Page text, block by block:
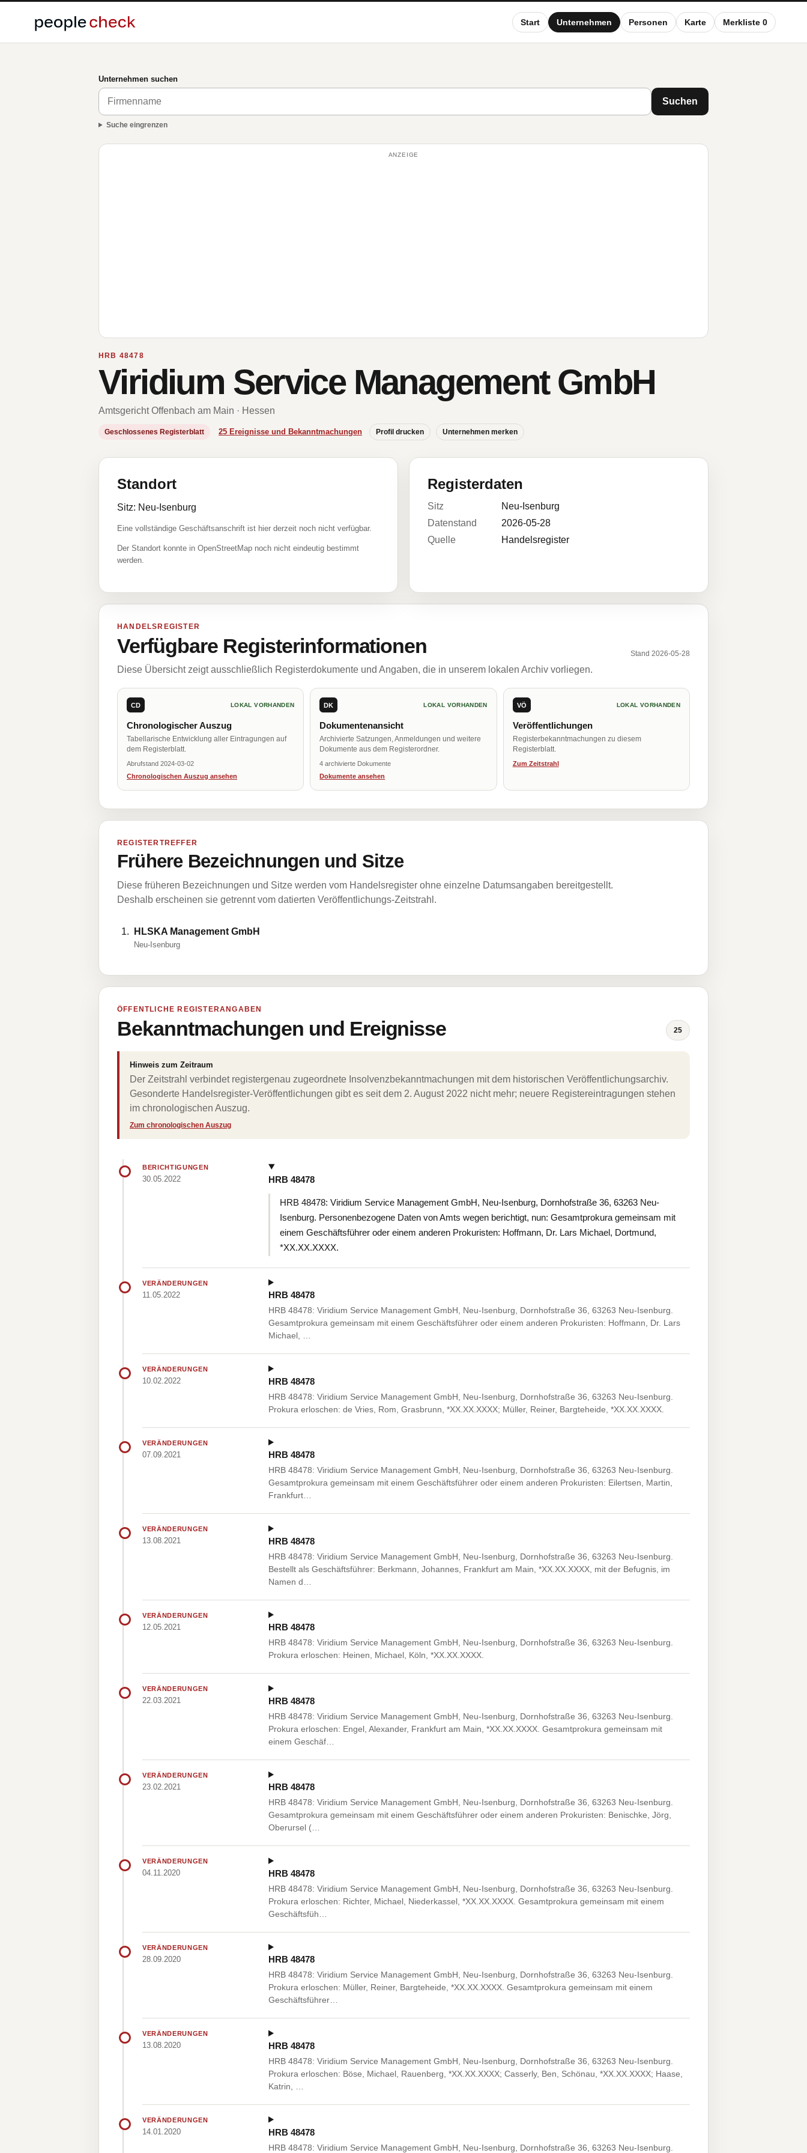
Start Unternehmen Personen Karte Merkliste 0
Unternehmen suchen
Suchen
Suche eingrenzen
ANZEIGE
HRB 48478
Viridium Service Management GmbH
Amtsgericht Offenbach am Main · Hessen
Geschlossenes Registerblatt 25 Ereignisse und Bekanntmachungen Profil drucken Unternehmen merken
Standort
Sitz: Neu-Isenburg
Eine vollständige Geschäftsanschrift ist hier derzeit noch nicht verfügbar.
Der Standort konnte in OpenStreetMap noch nicht eindeutig bestimmt
werden.
Registerdaten
Sitz
Neu-Isenburg
Datenstand
2026-05-28
Quelle
Handelsregister
HANDELSREGISTER
Verfügbare Registerinformationen Stand 2026-05-28
Diese Übersicht zeigt ausschließlich Registerdokumente und Angaben, die in unserem lokalen Archiv vorliegen.
CD LOKAL VORHANDEN
Chronologischer Auszug
Tabellarische Entwicklung aller Eintragungen auf
dem Registerblatt.
Abrufstand 2024-03-02
Chronologischen Auszug ansehen
DK LOKAL VORHANDEN
Dokumentenansicht
Archivierte Satzungen, Anmeldungen und weitere
Dokumente aus dem Registerordner.
4 archivierte Dokumente
Dokumente ansehen
VÖ LOKAL VORHANDEN
Veröffentlichungen
Registerbekanntmachungen zu diesem
Registerblatt.
Zum Zeitstrahl
REGISTERTREFFER
Frühere Bezeichnungen und Sitze
Diese früheren Bezeichnungen und Sitze werden vom Handelsregister ohne einzelne Datumsangaben bereitgestellt.
Deshalb erscheinen sie getrennt vom datierten Veröffentlichungs-Zeitstrahl.
HLSKA Management GmbH
Neu-Isenburg
ÖFFENTLICHE REGISTERANGABEN
Bekanntmachungen und Ereignisse 25
Hinweis zum Zeitraum
Der Zeitstrahl verbindet registergenau zugeordnete Insolvenzbekanntmachungen mit dem historischen Veröffentlichungsarchiv.
Gesonderte Handelsregister-Veröffentlichungen gibt es seit dem 2. August 2022 nicht mehr; neuere Registereintragungen stehen
im chronologischen Auszug.
Zum chronologischen Auszug
BERICHTIGUNGEN
30.05.2022 HRB 48478
HRB 48478: Viridium Service Management GmbH, Neu-Isenburg, Dornhofstraße 36, 63263 Neu-
Isenburg. Personenbezogene Daten von Amts wegen berichtigt, nun: Gesamtprokura gemeinsam mit
einem Geschäftsführer oder einem anderen Prokuristen: Hoffmann, Dr. Lars Michael, Dortmund,
*XX.XX.XXXX.
VERÄNDERUNGEN
11.05.2022 HRB 48478
HRB 48478: Viridium Service Management GmbH, Neu-Isenburg, Dornhofstraße 36, 63263 Neu-Isenburg.
Gesamtprokura gemeinsam mit einem Geschäftsführer oder einem anderen Prokuristen: Hoffmann, Dr. Lars
Michael, …
VERÄNDERUNGEN
10.02.2022 HRB 48478
HRB 48478: Viridium Service Management GmbH, Neu-Isenburg, Dornhofstraße 36, 63263 Neu-Isenburg.
Prokura erloschen: de Vries, Rom, Grasbrunn, *XX.XX.XXXX; Müller, Reiner, Bargteheide, *XX.XX.XXXX.
VERÄNDERUNGEN
07.09.2021 HRB 48478
HRB 48478: Viridium Service Management GmbH, Neu-Isenburg, Dornhofstraße 36, 63263 Neu-Isenburg.
Gesamtprokura gemeinsam mit einem Geschäftsführer oder einem anderen Prokuristen: Eilertsen, Martin,
Frankfurt…
VERÄNDERUNGEN
13.08.2021 HRB 48478
HRB 48478: Viridium Service Management GmbH, Neu-Isenburg, Dornhofstraße 36, 63263 Neu-Isenburg.
Bestellt als Geschäftsführer: Berkmann, Johannes, Frankfurt am Main, *XX.XX.XXXX, mit der Befugnis, im
Namen d…
VERÄNDERUNGEN
12.05.2021 HRB 48478
HRB 48478: Viridium Service Management GmbH, Neu-Isenburg, Dornhofstraße 36, 63263 Neu-Isenburg.
Prokura erloschen: Heinen, Michael, Köln, *XX.XX.XXXX.
VERÄNDERUNGEN
22.03.2021 HRB 48478
HRB 48478: Viridium Service Management GmbH, Neu-Isenburg, Dornhofstraße 36, 63263 Neu-Isenburg.
Prokura erloschen: Engel, Alexander, Frankfurt am Main, *XX.XX.XXXX. Gesamtprokura gemeinsam mit
einem Geschäf…
VERÄNDERUNGEN
23.02.2021 HRB 48478
HRB 48478: Viridium Service Management GmbH, Neu-Isenburg, Dornhofstraße 36, 63263 Neu-Isenburg.
Gesamtprokura gemeinsam mit einem Geschäftsführer oder einem anderen Prokuristen: Benischke, Jörg,
Oberursel (…
VERÄNDERUNGEN
04.11.2020 HRB 48478
HRB 48478: Viridium Service Management GmbH, Neu-Isenburg, Dornhofstraße 36, 63263 Neu-Isenburg.
Prokura erloschen: Richter, Michael, Niederkassel, *XX.XX.XXXX. Gesamtprokura gemeinsam mit einem
Geschäftsfüh…
VERÄNDERUNGEN
28.09.2020 HRB 48478
HRB 48478: Viridium Service Management GmbH, Neu-Isenburg, Dornhofstraße 36, 63263 Neu-Isenburg.
Prokura erloschen: Müller, Reiner, Bargteheide, *XX.XX.XXXX. Gesamtprokura gemeinsam mit einem
Geschäftsführer…
VERÄNDERUNGEN
13.08.2020 HRB 48478
HRB 48478: Viridium Service Management GmbH, Neu-Isenburg, Dornhofstraße 36, 63263 Neu-Isenburg.
Prokura erloschen: Böse, Michael, Rauenberg, *XX.XX.XXXX; Casserly, Ben, Schönau, *XX.XX.XXXX; Haase,
Katrin, …
VERÄNDERUNGEN
14.01.2020 HRB 48478
HRB 48478: Viridium Service Management GmbH, Neu-Isenburg, Dornhofstraße 36, 63263 Neu-Isenburg.